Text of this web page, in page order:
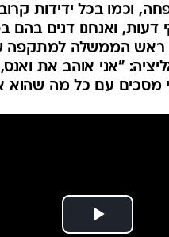
וכמו בכל ידידות
דעות, ואנחנו דנים בהם
ראש הממשלה למתקפה
"אני אוהב את
מסכים עם כל מה שהוא